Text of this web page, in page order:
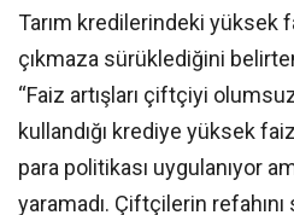
Tarım kredilerindeki yüksek
çıkmaza sürüklediğini
“Faiz artışları çiftçiyi
kullandığı krediye yüksek
para politikası uygulanıyor
yaramadı. Çiftçilerin